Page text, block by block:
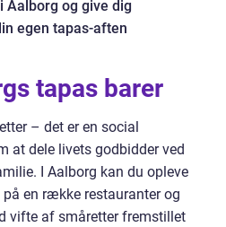
Aalborg og give dig
egen tapas-aften
tapas barer
– det er en social
at dele livets godbidder ved
I Aalborg kan du opleve
en række restauranter og
vifte af småretter fremstillet